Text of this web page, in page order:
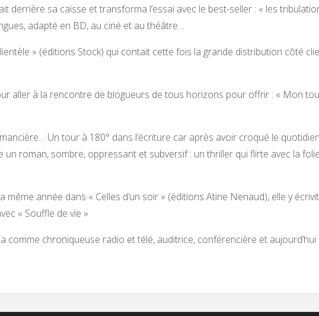
derrière sa caisse et transforma l’essai avec le best-seller : « les
adapté en BD, au ciné et au théâtre…
clientèle » (éditions Stock) qui contait cette fois la grande distribution côté
aller à la rencontre de blogueurs de tous horizons pour offrir : « Mon
Un tour à 180° dans l’écriture car après avoir croqué le
un roman, sombre, oppressant et subversif : un thriller qui flirte avec la
même année dans « Celles d’un soir » (éditions Atine Nenaud), elle y
« Souffle de vie »
comme chroniqueuse radio et télé, auditrice, conférencière et